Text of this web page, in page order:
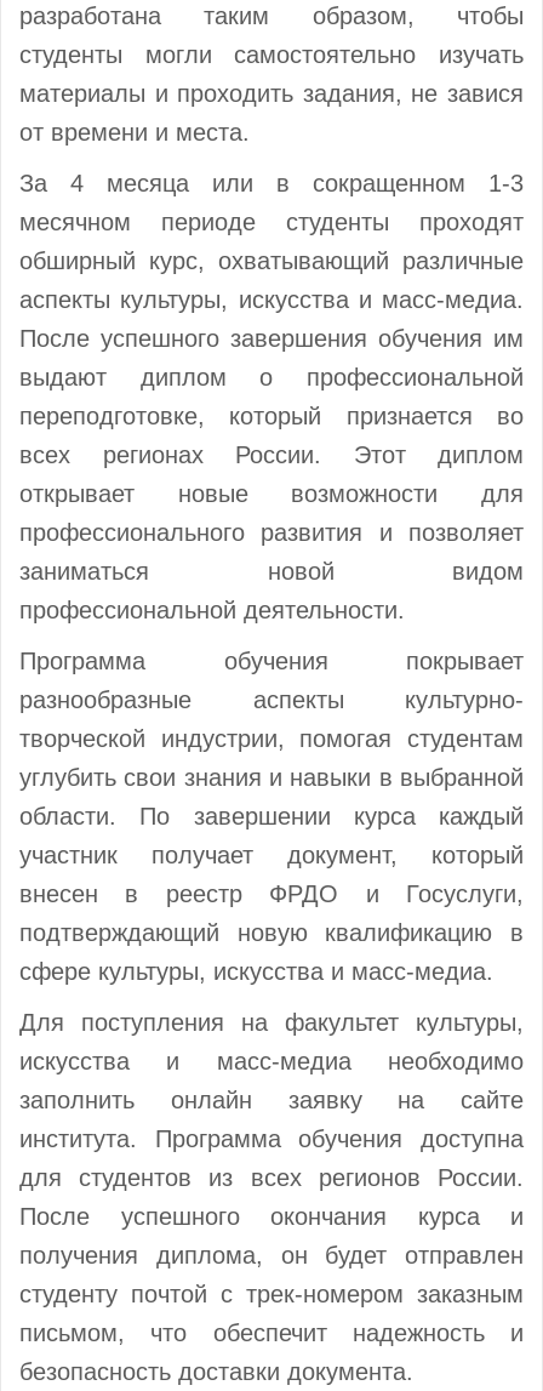
разработана таким образом, чтобы
студенты могли самостоятельно изучать
материалы и проходить задания, не завися
от времени и места.
За 4 месяца или в сокращенном 1-3
месячном периоде студенты проходят
обширный курс, охватывающий различные
аспекты культуры, искусства и масс-медиа.
После успешного завершения обучения им
выдают диплом о профессиональной
переподготовке, который признается во
всех регионах России. Этот диплом
открывает новые возможности для
профессионального развития и позволяет
заниматься новой видом
профессиональной деятельности.
Программа обучения покрывает
разнообразные аспекты культурно-
творческой индустрии, помогая студентам
углубить свои знания и навыки в выбранной
области. По завершении курса каждый
участник получает документ, который
внесен в реестр ФРДО и Госуслуги,
подтверждающий новую квалификацию в
сфере культуры, искусства и масс-медиа.
Для поступления на факультет культуры,
искусства и масс-медиа необходимо
заполнить онлайн заявку на сайте
института. Программа обучения доступна
для студентов из всех регионов России.
После успешного окончания курса и
получения диплома, он будет отправлен
студенту почтой с трек-номером заказным
письмом, что обеспечит надежность и
безопасность доставки документа.